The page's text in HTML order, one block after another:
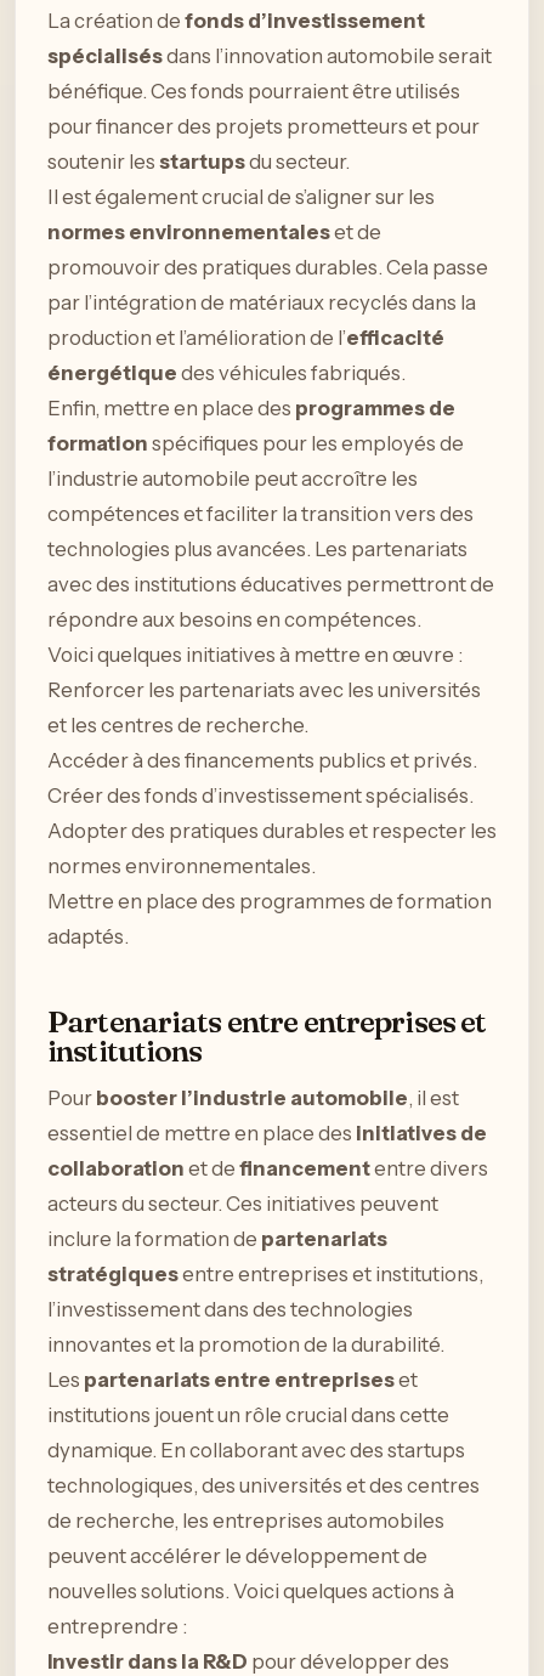
La création de fonds d’investissement
spécialisésdans l’innovation automobile serait
bénéfique. Ces fonds pourraient être utilisés
pour financer des projets prometteurs et pour
soutenir les startupsdu secteur.
Il est également crucial de s’aligner sur les
normes environnementaleset de
promouvoir des pratiques durables. Cela passe
par l’intégration de matériaux recyclés dans la
production et l’amélioration de l’efficacité
énergétique des véhicules fabriqués.
Enfin, mettre en place des programmes de
formation spécifiques pour les employés de
l’industrie automobile peut accroître les
compétences et faciliter la transition vers des
technologies plus avancées. Les partenariats
avec des institutions éducatives permettront de
répondre aux besoins en compétences.
Voici quelques initiatives à mettre en œuvre :
Renforcer les partenariats avec les universités
et les centres de recherche.
Accéder à des financements publics et privés.
Créer des fonds d’investissement spécialisés.
Adopter des pratiques durables et respecter les
normes environnementales.
Mettre en place des programmes de formation
adaptés.
Partenariats entre entreprises et
institutions
Pour booster l’industrie automobile, il est
essentiel de mettre en place des initiatives de
collaboration et de financemententre divers
acteurs du secteur. Ces initiatives peuvent
inclure la formation de partenariats
stratégiquesentre entreprises et institutions,
l’investissement dans des technologies
innovantes et la promotion de la durabilité.
Les partenariats entre entrepriseset
institutions jouent un rôle crucial dans cette
dynamique. En collaborant avec des startups
technologiques, des universités et des centres
de recherche, les entreprises automobiles
peuvent accélérer le développement de
nouvelles solutions. Voici quelques actions à
entreprendre :
Investir dans la R&D pour développer des